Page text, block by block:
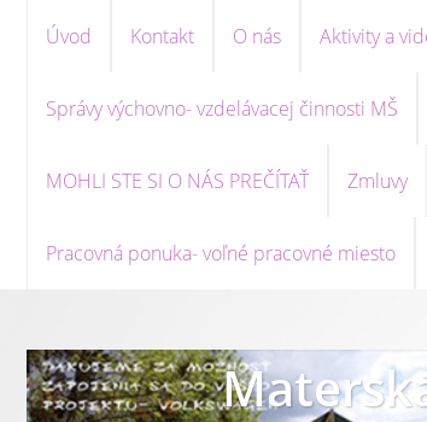
Úvod Kontakt O nás Aktivity a
Správy výchovno- vzdelávacej činnosti MŠ
MOHLI STE SI O NÁS PREČÍTAŤ Zmluvy
Pracovná ponuka- voľné pracovné miesto